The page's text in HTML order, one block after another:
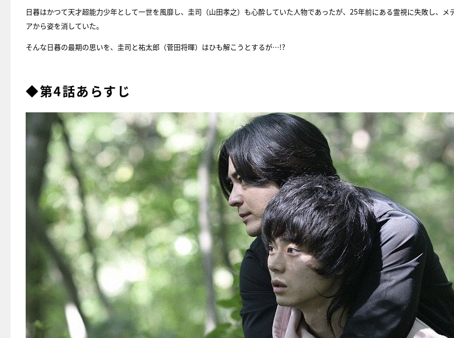
日暮はかつて天才超能力少年として一世を風靡し、圭司（山田孝之）も心酔していた人物であったが、25年前にある霊視に失敗し、メ
アから姿を消していた。
そんな日暮の最期の思いを、圭司と祐太郎（菅田将暉）はひも解こうとするが…!?
◆第4話あらすじ